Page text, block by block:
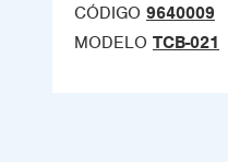
CÓDIGO 9640009
MODELO TCB-021